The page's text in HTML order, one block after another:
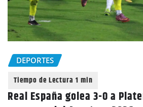
DEPORTES
Real España golea 3-0 a